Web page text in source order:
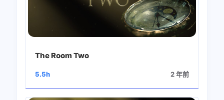
The Room Two
5.5h 2 年前